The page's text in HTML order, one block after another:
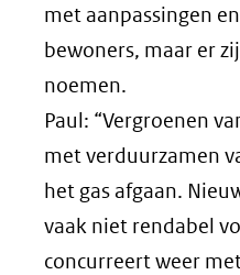
met aanpassingen
bewoners, maar er
noemen.
Paul: “Vergroenen
met verduurzamen
het gas afgaan.
vaak niet rendabel
concurreert weer